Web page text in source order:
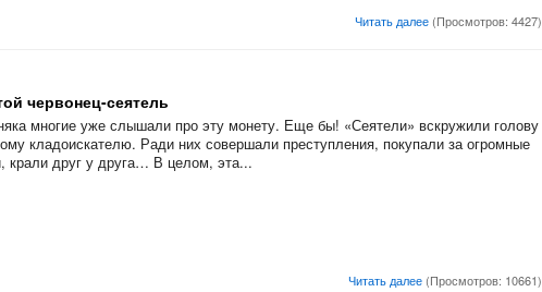
Читать далее (Просмотров: 4427)
червонец-сеятель
многие уже слышали про эту монету. Еще бы! «Сеятели» вскружили голову
кладоискателю. Ради них совершали преступления, покупали за огромные
крали друг у друга… В целом, эта...
Читать далее (Просмотров: 10661)